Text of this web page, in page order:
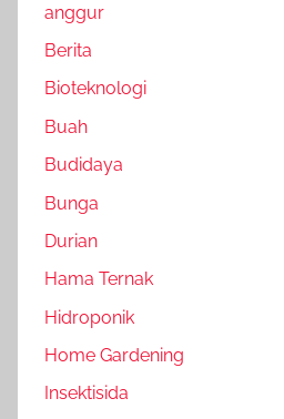
anggur
Berita
Bioteknologi
Buah
Budidaya
Bunga
Durian
Hama Ternak
Hidroponik
Home Gardening
Insektisida